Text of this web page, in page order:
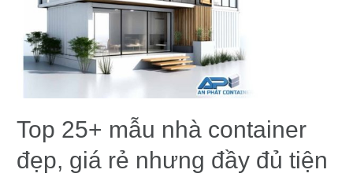
Top 25+ mẫu nhà container
đẹp, giá rẻ nhưng đầy đủ tiện